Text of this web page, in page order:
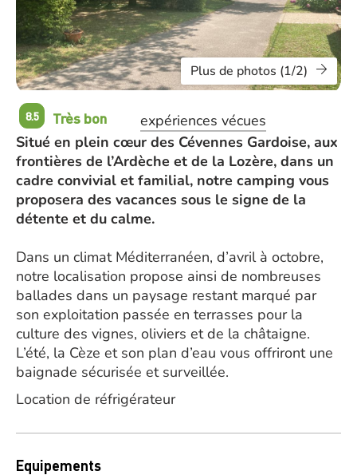
Plus de photos (1/2)
8.5 Très bon
expériences vécues
Situé en plein cœur des Cévennes Gardoise, aux
frontières de l’Ardèche et de la Lozère, dans un
cadre convivial et familial, notre camping vous
proposera des vacances sous le signe de la
détente et du calme.
Dans un climat Méditerranéen, d’avril à octobre,
notre localisation propose ainsi de nombreuses
ballades dans un paysage restant marqué par
son exploitation passée en terrasses pour la
culture des vignes, oliviers et de la châtaigne.
L’été, la Cèze et son plan d’eau vous offriront une
baignade sécurisée et surveillée.
Location de réfrigérateur
Equipements